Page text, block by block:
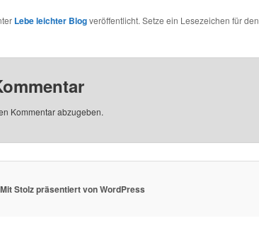
Lebe leichter Blogveröffentlicht. Setze ein Lesezeichen für den
Kommentar abzugeben.
Mit Stolz präsentiert von WordPress